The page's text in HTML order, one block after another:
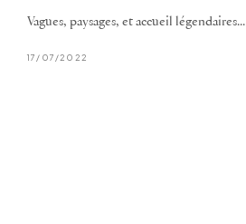
Vagues, paysages, et accueil légendaires...
17/07/2022